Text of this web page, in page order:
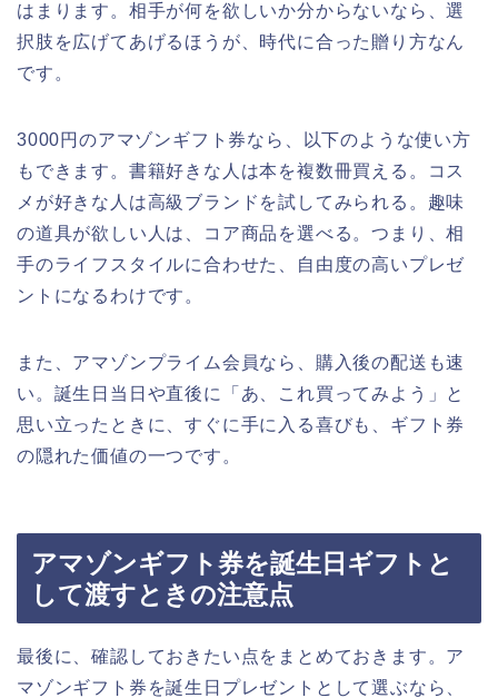
はまります。相手が何を欲しいか分からないなら、選
択肢を広げてあげるほうが、時代に合った贈り方なん
です。
3000円のアマゾンギフト券なら、以下のような使い方
もできます。書籍好きな人は本を複数冊買える。コス
メが好きな人は高級ブランドを試してみられる。趣味
の道具が欲しい人は、コア商品を選べる。つまり、相
手のライフスタイルに合わせた、自由度の高いプレゼ
ントになるわけです。
また、アマゾンプライム会員なら、購入後の配送も速
い。誕生日当日や直後に「あ、これ買ってみよう」と
思い立ったときに、すぐに手に入る喜びも、ギフト券
の隠れた価値の一つです。
アマゾンギフト券を誕生日ギフトと
して渡すときの注意点
最後に、確認しておきたい点をまとめておきます。ア
マゾンギフト券を誕生日プレゼントとして選ぶなら、